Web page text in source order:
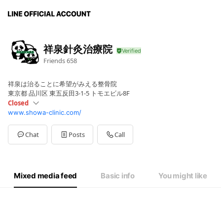
祥泉針灸治療院
Friends658
祥泉は治ることに希望がみえる整骨院
東京都 品川区 東五反田3-1-5 トモエビル8F
Closed
SunClosed
Mon10:00 - 12:30,14:00 - 20:00
Tue10:00 - 12:30,14:00 - 20:00
Wed10:00 - 12:30,14:00 - 20:00
10:00 - 12:30,14:00 - 20:00
www.showa-clinic.com/
Chat Posts Call
Mixed media feed Basic info You might like